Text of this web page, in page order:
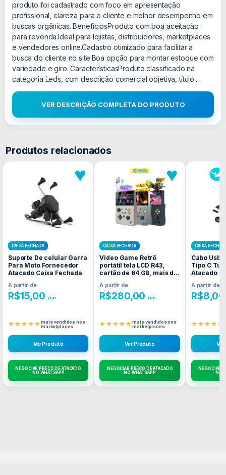
produto foi cadastrado com foco em apresentação
profissional, clareza para o cliente e melhor desempenho em
buscas orgânicas. BenefíciosProduto com boa aceitação
para revenda.Ideal para lojistas, distribuidores, marketplaces
e vendedores online.Cadastro otimizado para facilitar a
busca do cliente no site.Boa opção para montar estoque com
variedade e giro. CaracterísticasProduto classificado na
categoria Leds, com descrição comercial objetiva, título...
VER DESCRIÇÃO COMPLETA DO PRODUTO
Produtos relacionados
♥
CAIXA FECHADA
Suporte De celular Garra
Para Moto Fornecedor
Atacado Caixa Fechada
A partir de
R$15,00 /un
★★★★★mais vendidos nos
marketplaces
Ver Produto
NEGOCIAR PREÇO DE ATACADO
NO WHATSAPP
♥
CAIXA FECHADA
Video Game Retrô
portátil tela LCD R43,
cartão de 64 GB, mais de
Caixa Fechada
A partir de
R$280,00 /un
★★★★★mais vendidos nos
marketplaces
Ver Produto
NEGOCIAR PREÇO DE ATACADO
NO WHATSAPP
CAIXA
Cabo Usb
Tipo C
Atacado
A partir de
R$8,00
★★★★★
NEGOCIAR
NO